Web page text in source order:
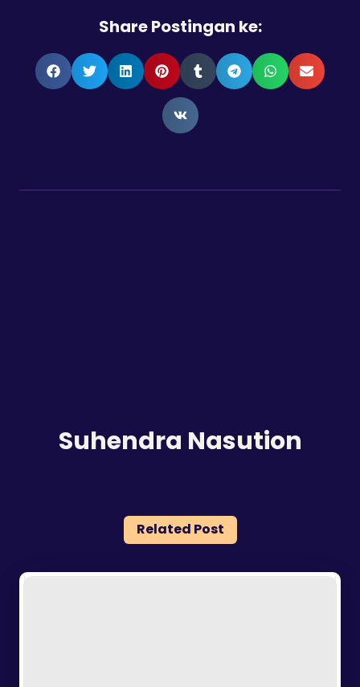
Share Postingan ke:
Suhendra Nasution
Related Post